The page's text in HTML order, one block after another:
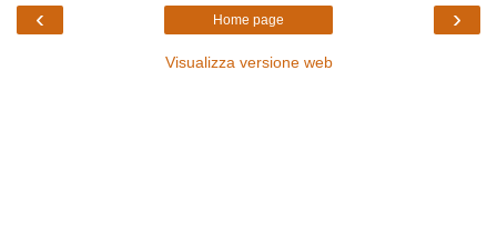
‹ ›
Home page
Visualizza versione web